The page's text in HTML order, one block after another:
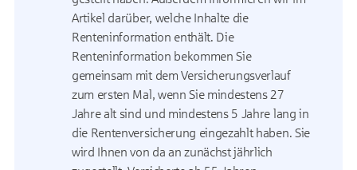
Artikel darüber, welche Inhalte die
Renteninformation enthält. Die
Renteninformation bekommen Sie
gemeinsam mit dem Versicherungsverlauf
zum ersten Mal, wenn Sie mindestens 27
Jahre alt sind und mindestens 5 Jahre lang in
die Rentenversicherung eingezahlt haben. Sie
wird Ihnen von da an zunächst jährlich